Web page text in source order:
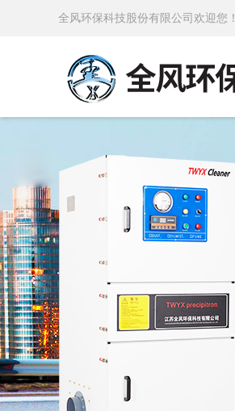
全风环保科技股份有限公司欢迎您！